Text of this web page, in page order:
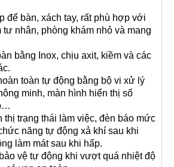
để bàn, xách tay, rất phù hợp với
tư nhân, phòng khám nhỏ và mang
bằng Inox, chịu axit, kiềm và các
toàn tự động bằng bộ vi xử lý
minh, màn hình hiển thị số
thị trạng thái làm việc, đèn báo mức
năng tự động xả khí sau khi
làm mát sau khi hấp.
vệ tự động khi vượt quá nhiệt độ